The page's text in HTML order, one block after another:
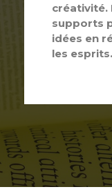
créativité.
supports
idées en
les esprits.